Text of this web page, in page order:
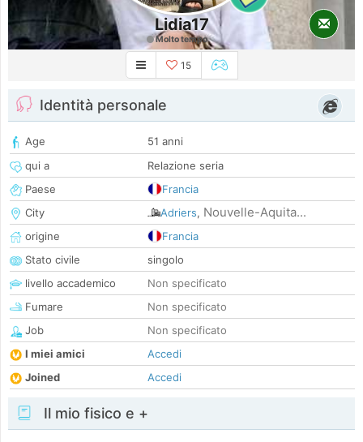
Lidia17
Molto tempo
15
Identità personale
Age
51 anni
qui a
Relazione seria
Paese
Francia
City
Adriers, Nouvelle-Aquita...
origine
Francia
Stato civile
singolo
livello accademico
Non specificato
Fumare
Non specificato
Job
Non specificato
I miei amici
Accedi
Joined
Accedi
Il mio fisico e +